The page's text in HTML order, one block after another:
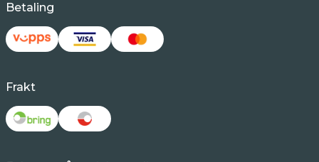
Betaling
Frakt